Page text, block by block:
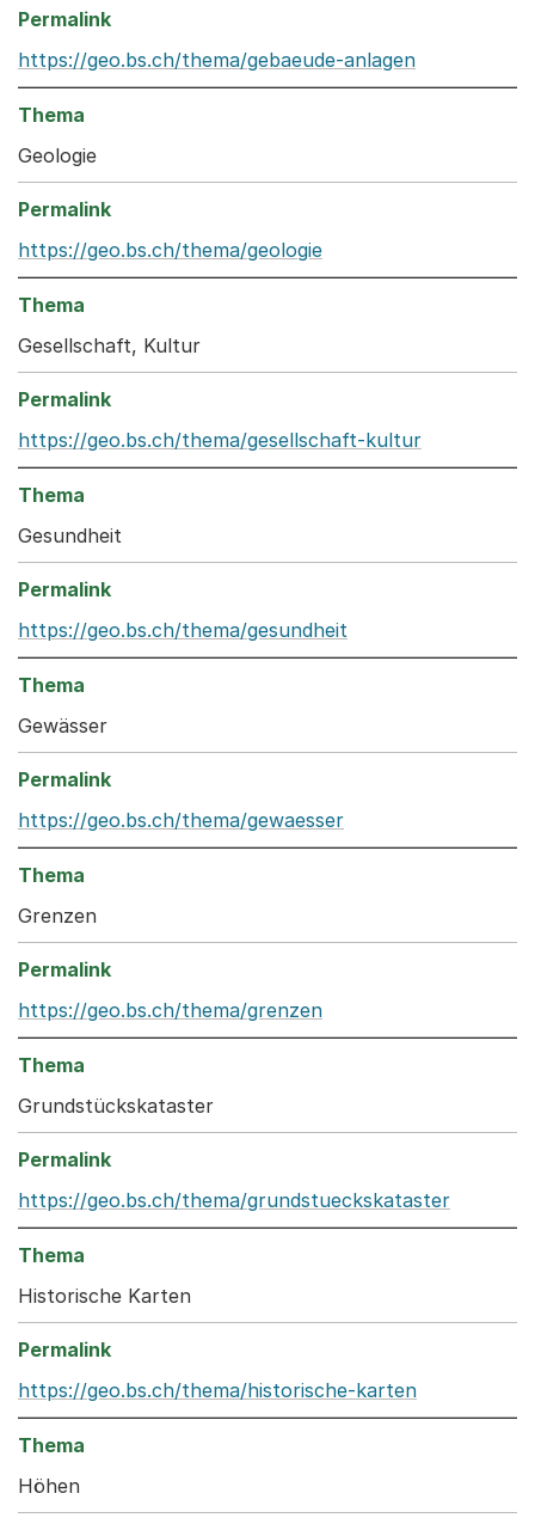
https://geo.bs.ch/thema/gebaeude-anlagen
Geologie
https://geo.bs.ch/thema/geologie
Gesellschaft, Kultur
https://geo.bs.ch/thema/gesellschaft-kultur
Gesundheit
https://geo.bs.ch/thema/gesundheit
Gewässer
https://geo.bs.ch/thema/gewaesser
Grenzen
https://geo.bs.ch/thema/grenzen
Grundstückskataster
https://geo.bs.ch/thema/grundstueckskataster
Historische Karten
https://geo.bs.ch/thema/historische-karten
Höhen